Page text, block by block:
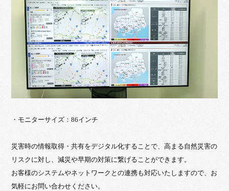
・モニターサイズ：86インチ
災害時の情報取得・共有をデジタル化することで、高まる自然災害の
リスクに対し、減災や早期の対策に繋げることができます。
お客様のシステムやネットワークとの連携も対応いたしますので、お
気軽にお問い合わせください。